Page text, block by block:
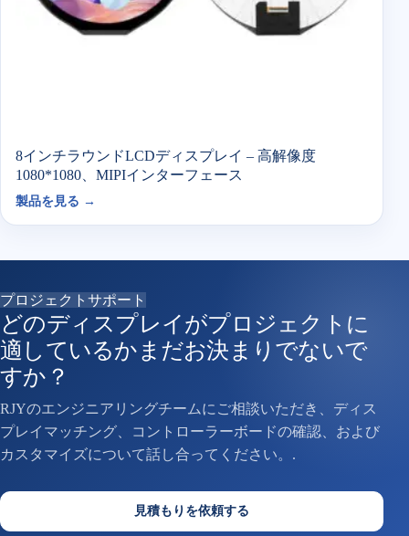
8インチラウンドLCDディスプレイ – 高解像度
1080*1080、MIPIインターフェース
製品を見る →
プロジェクトサポート
どのディスプレイがプロジェクトに
適しているかまだお決まりでないで
すか？
RJYのエンジニアリングチームにご相談いただき、ディス
プレイマッチング、コントローラーボードの確認、および
カスタマイズについて話し合ってください。.
見積もりを依頼する